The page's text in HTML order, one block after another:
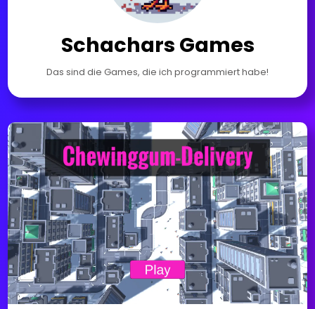
Schachars Games
Das sind die Games, die ich programmiert habe!